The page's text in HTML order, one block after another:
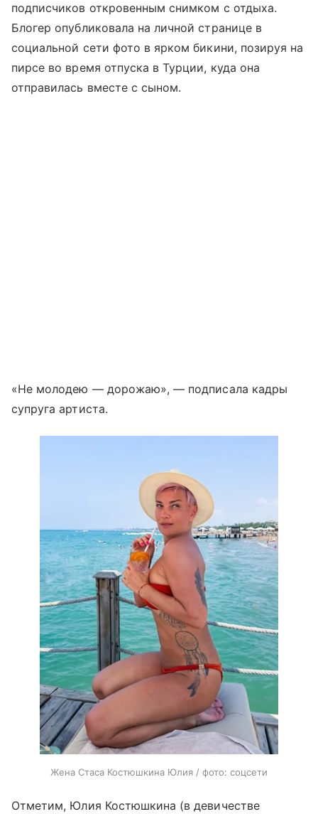
подписчиков откровенным снимком с отдыха.
Блогер опубликовала на личной странице в
социальной сети фото в ярком бикини, позируя на
пирсе во время отпуска в Турции, куда она
отправилась вместе с сыном.
«Не молодею — дорожаю», — подписала кадры
супруга артиста.
Жена Стаса Костюшкина Юлия / фото: соцсети
Отметим, Юлия Костюшкина (в девичестве